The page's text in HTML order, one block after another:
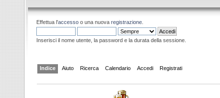
Effettua l'accesso o una nuova registrazione.
Inserisci il nome utente, la password e la durata della sessione.
Indice Aiuto Ricerca Calendario Accedi Registrati